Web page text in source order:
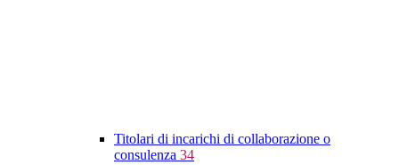
Titolari di incarichi di collaborazione o
consulenza 34